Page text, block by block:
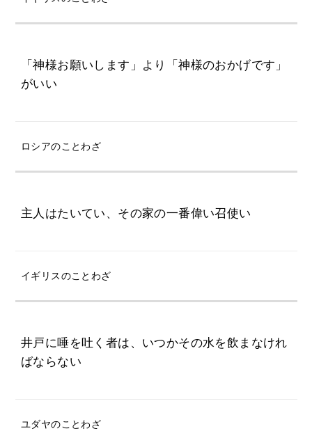
「神様お願いします」より「神様のおかげです」
がいい
ロシアのことわざ
主人はたいてい、その家の一番偉い召使い
イギリスのことわざ
井戸に唾を吐く者は、いつかその水を飲まなけれ
ばならない
ユダヤのことわざ